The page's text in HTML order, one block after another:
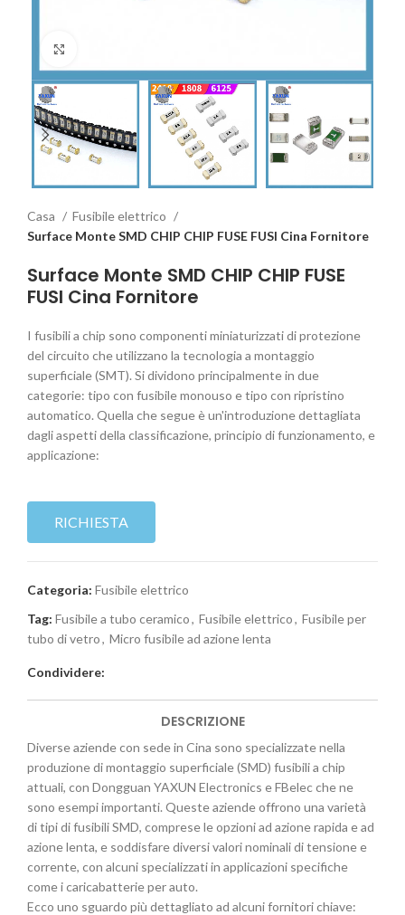
Casa
Fusibile elettrico
Surface Monte SMD CHIP CHIP FUSE FUSI Cina Fornitore
Surface Monte SMD CHIP CHIP FUSE
FUSI Cina Fornitore
I fusibili a chip sono componenti miniaturizzati di protezione
del circuito che utilizzano la tecnologia a montaggio
superficiale (SMT). Si dividono principalmente in due
categorie: tipo con fusibile monouso e tipo con ripristino
automatico. Quella che segue è un'introduzione dettagliata
dagli aspetti della classificazione, principio di funzionamento, e
applicazione:
RICHIESTA
Categoria: Fusibile elettrico
Tag: Fusibile a tubo ceramico, Fusibile elettrico, Fusibile per
tubo di vetro, Micro fusibile ad azione lenta
Condividere:
DESCRIZIONE
Diverse aziende con sede in Cina sono specializzate nella
produzione di montaggio superficiale (SMD) fusibili a chip
attuali, con Dongguan YAXUN Electronics e FBelec che ne
sono esempi importanti. Queste aziende offrono una varietà
di tipi di fusibili SMD, comprese le opzioni ad azione rapida e ad
azione lenta, e soddisfare diversi valori nominali di tensione e
corrente, con alcuni specializzati in applicazioni specifiche
come i caricabatterie per auto.
Ecco uno sguardo più dettagliato ad alcuni fornitori chiave: